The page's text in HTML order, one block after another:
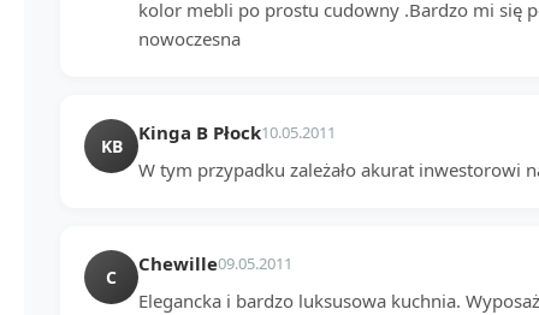
kolor mebli po prostu cudowny .Bardzo mi się
nowoczesna
KB
Kinga B Płock10.05.2011
W tym przypadku zależało akurat inwestorowi
C
Chewille09.05.2011
Elegancka i bardzo luksusowa kuchnia.